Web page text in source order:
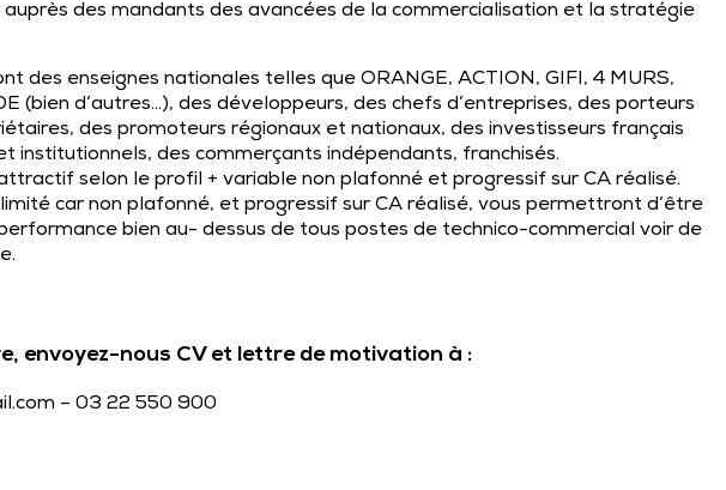
des mandants des avancées de la commercialisation et la stratégie
des enseignes nationales telles que ORANGE, ACTION, GIFI, 4 MURS,
(bien d’autres…), des développeurs, des chefs d’entreprises, des porteurs
des promoteurs régionaux et nationaux, des investisseurs français
institutionnels, des commerçants indépendants, franchisés.
selon le profil + variable non plafonné et progressif sur CA réalisé.
car non plafonné, et progressif sur CA réalisé, vous permettront d’être
bien au- dessus de tous postes de technico-commercial voir de
envoyez-nous CV et lettre de motivation à :
– 03 22 550 900